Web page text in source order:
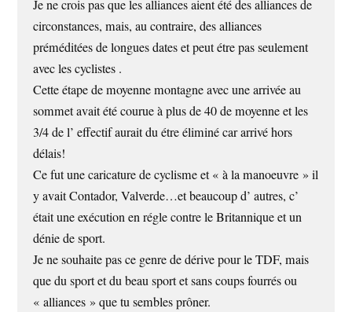
Je ne crois pas que les alliances aient été des alliances de
circonstances, mais, au contraire, des alliances
préméditées de longues dates et peut étre pas seulement
avec les cyclistes .
Cette étape de moyenne montagne avec une arrivée au
sommet avait été courue à plus de 40 de moyenne et les
3/4 de l’ effectif aurait du étre éliminé car arrivé hors
délais!
Ce fut une caricature de cyclisme et « à la manoeuvre » il
y avait Contador, Valverde…et beaucoup d’ autres, c’
était une exécution en régle contre le Britannique et un
dénie de sport.
Je ne souhaite pas ce genre de dérive pour le TDF, mais
que du sport et du beau sport et sans coups fourrés ou
« alliances » que tu sembles prôner.